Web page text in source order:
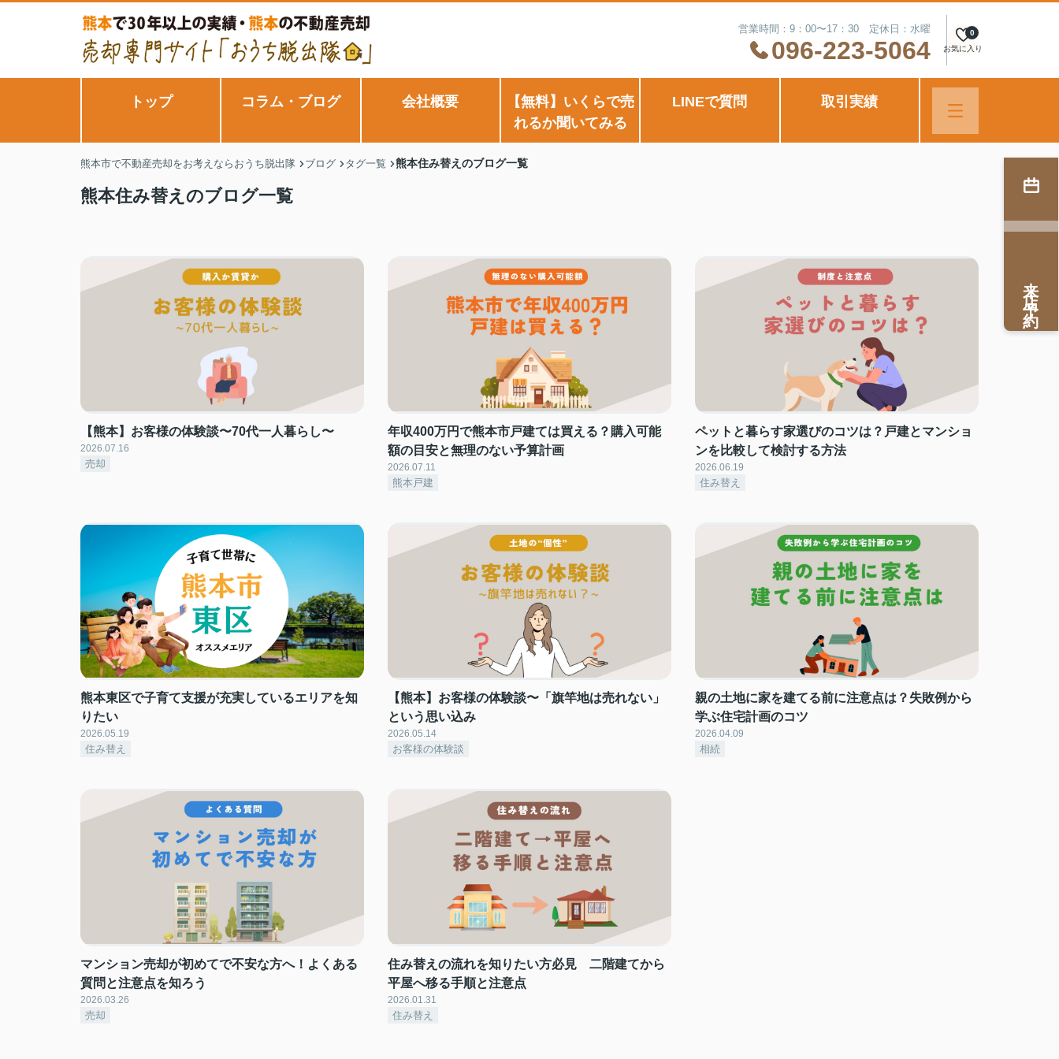
営業時間：9：00〜17：30 定休日：水曜
096-223-5064 お気に入り
0
トップ コラム・ブログ 会社概要
【無料】いくらで売
れるか聞いてみる
LINEで質問 取引実績
熊本市で不動産売却をお考えならおうち脱出隊 ブログ タグ一覧 熊本住み替えのブログ一覧
熊本住み替えのブログ一覧
【熊本】お客様の体験談〜70代一人暮らし〜
2026.07.16
売却
年収400万円で熊本市戸建ては買える？購入可能
額の目安と無理のない予算計画
2026.07.11
熊本戸建
ペットと暮らす家選びのコツは？戸建とマンショ
ンを比較して検討する方法
2026.06.19
住み替え
熊本東区で子育て支援が充実しているエリアを知
りたい
2026.05.19
住み替え
【熊本】お客様の体験談〜「旗竿地は売れない」
という思い込み
2026.05.14
お客様の体験談
親の土地に家を建てる前に注意点は？失敗例から
学ぶ住宅計画のコツ
2026.04.09
相続
マンション売却が初めてで不安な方へ！よくある
質問と注意点を知ろう
2026.03.26
売却
住み替えの流れを知りたい方必見 二階建てから
平屋へ移る手順と注意点
2026.01.31
住み替え
来店予約